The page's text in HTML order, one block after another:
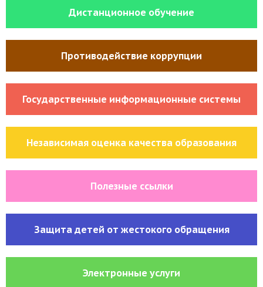
Дистанционное обучение
Противодействие коррупции
Государственные информационные системы
Независимая оценка качества образования
Полезные ссылки
Защита детей от жестокого обращения
Электронные услуги